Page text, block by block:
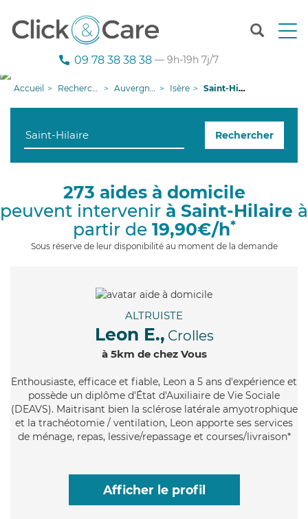
T
n
g
i
09 78 38 38 38 — 9h-19h 7j/7
Accueil Recherche aide à domicile Auvergne-Rhône-Alpes Isère Saint-Hilaire
Rechercher
273 aides à domicile
peuvent intervenir à Saint-Hilaire à
partir de 19,90€/h*
Sous réserve de leur disponibilité au moment de la demande
ALTRUISTE
Leon E., Crolles
à 5km de chez Vous
Enthousiaste, efficace et fiable, Leon a 5 ans d'expérience et
possède un diplôme d'État d'Auxiliaire de Vie Sociale
(DEAVS). Maitrisant bien la sclérose latérale amyotrophique
et la trachéotomie / ventilation, Leon apporte ses services
de ménage, repas, lessive/repassage et courses/livraison*
Afficher le profil